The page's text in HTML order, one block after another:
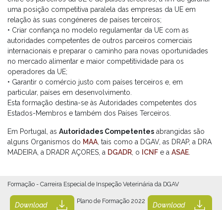
uma posição competitiva paralela das empresas da UE em
relação às suas congéneres de países terceiros;
• Criar confiança no modelo regulamentar da UE com as
autoridades competentes de outros parceiros comerciais
internacionais e preparar o caminho para novas oportunidades
no mercado alimentar e maior competitividade para os
operadores da UE;
• Garantir o comércio justo com países terceiros e, em
particular, países em desenvolvimento.
Esta formação destina-se às Autoridades competentes dos
Estados-Membros e também dos Países Terceiros.
Em Portugal, as Autoridades Competentes abrangidas são
alguns Organismos do MAA , tais como a DGAV, as DRAP, a DRA
MADEIRA, a DRADR AÇORES, a DGADR , o ICNF e a ASAE
Formação - Carreira Especial de Inspeção Veterinária da DGAV
Download Plano de Formação 2022 Download